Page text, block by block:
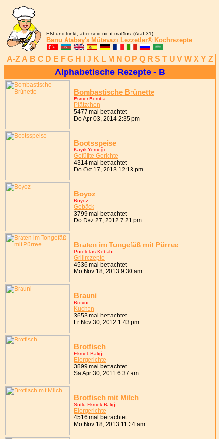
Eßt und trinkt, aber seid nicht maßlos! (Araf 31)
Banu Atabay's Mütevazı Lezzetler® Kochrezepte
A-Z A B C D E F G H J K L M N O P Q R S T U V W X Y Z
Alphabetische Rezepte - B
Bombastische Brünette
Esmer Bomba
Plätzchen
5477 mal betrachtet
Do Apr 03, 2014 2:35 pm
Bootsspeise
Kayık Yemeği
Gefüllte Gerichte
4314 mal betrachtet
Do Okt 17, 2013 12:13 pm
Boyoz
Boyoz
Gebäck
3799 mal betrachtet
Do Dez 27, 2012 7:21 pm
Braten im Tongefäß mit Pürree
Püreli Tas Kebabı
Grillrezepte
4536 mal betrachtet
Mo Nov 18, 2013 9:30 am
Brauni
Brovni
Kuchen
3653 mal betrachtet
Fr Nov 30, 2012 1:43 pm
Brotfisch
Ekmek Balığı
Eiergerichte
3899 mal betrachtet
Sa Apr 30, 2011 6:37 am
Brotfisch mit Milch
Sütlü Ekmek Balığı
Eiergerichte
4516 mal betrachtet
Mo Nov 18, 2013 11:34 am